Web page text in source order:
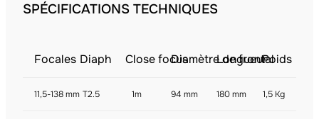
SPÉCIFICATIONS TECHNIQUES
Focales Diaph Close focusDiamètre de frontal
LongueurPoids
11,5-138 mm T2.5 1m 94 mm 180 mm 1,5 Kg